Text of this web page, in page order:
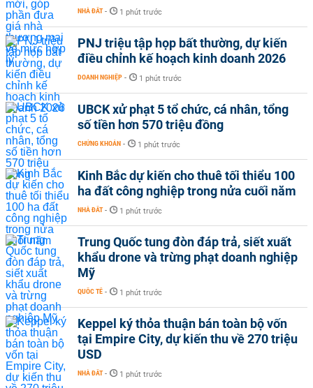
NHÀ ĐẤT - 1 phút trước
PNJ triệu tập họp bất thường, dự kiến
điều chỉnh kế hoạch kinh doanh 2026
DOANH NGHIỆP - 1 phút trước
UBCK xử phạt 5 tổ chức, cá nhân, tổng
số tiền hơn 570 triệu đồng
CHỨNG KHOÁN - 1 phút trước
Kinh Bắc dự kiến cho thuê tối thiểu 100
ha đất công nghiệp trong nửa cuối năm
NHÀ ĐẤT - 1 phút trước
Trung Quốc tung đòn đáp trả, siết xuất
khẩu drone và trừng phạt doanh nghiệp
Mỹ
QUỐC TẾ - 1 phút trước
Keppel ký thỏa thuận bán toàn bộ vốn
tại Empire City, dự kiến thu về 270 triệu
USD
NHÀ ĐẤT - 1 phút trước